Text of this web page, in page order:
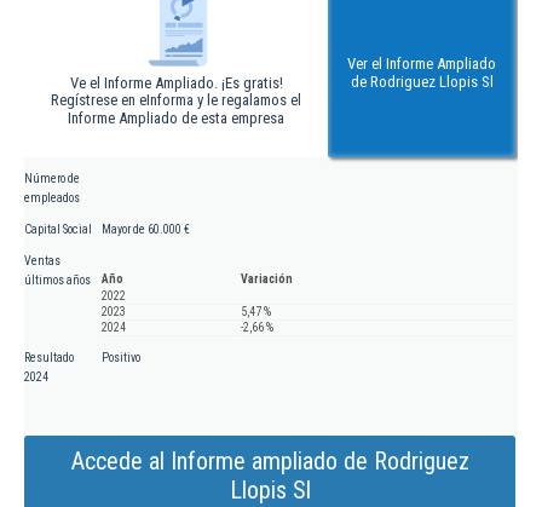
Ve el Informe Ampliado. ¡Es gratis!
Regístrese en eInforma y le regalamos el
Informe Ampliado de esta empresa
Ver el Informe Ampliado
de Rodriguez Llopis Sl
Número de
empleados
Capital Social Mayor de 60.000 €
Ventas
últimos años
Año
Variación
2022
2023
5,47 %
2024
-2,66 %
Resultado
2024
Positivo
Accede al Informe ampliado de Rodriguez
Llopis Sl